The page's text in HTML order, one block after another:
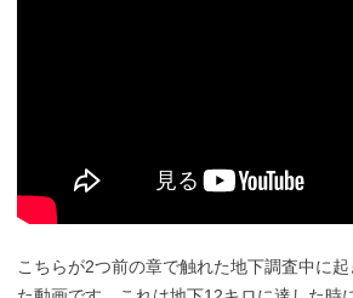
こちらが2つ前の章で触れた地下調査中に